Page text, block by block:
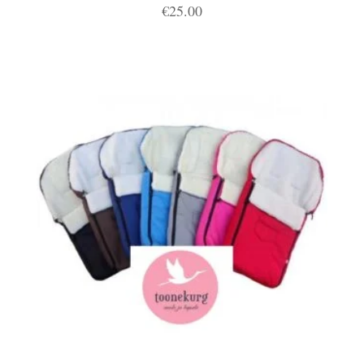
€25.00